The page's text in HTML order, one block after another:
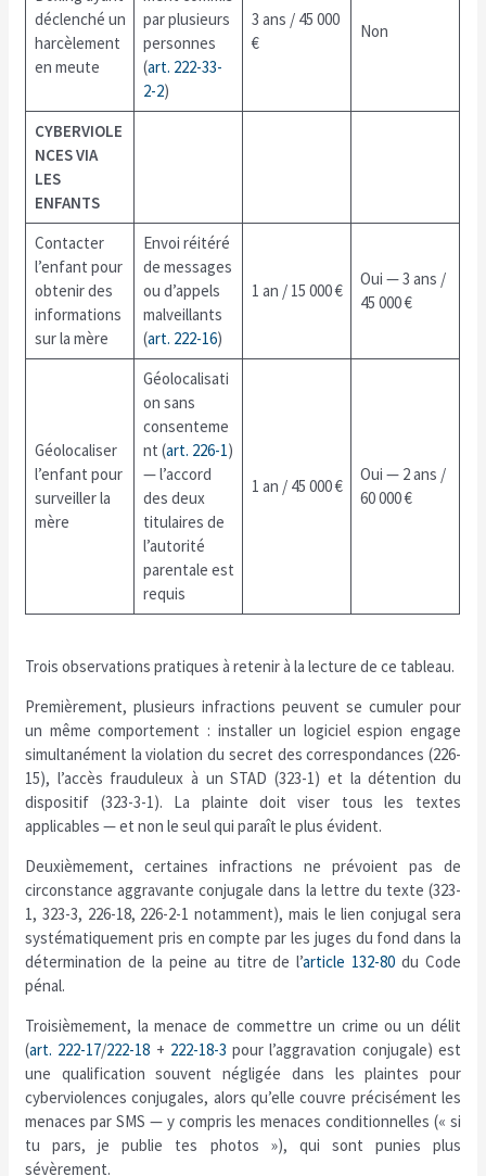
déclenché un
harcèlement
en meute
par plusieurs
personnes
(art. 222-33-
2-2)
3 ans / 45 000
€
Non
CYBERVIOLE
NCES VIA
LES
ENFANTS
Contacter
l’enfant pour
obtenir des
informations
sur la mère
Envoi réitéré
de messages
ou d’appels
malveillants
(art. 222-16)
1 an / 15 000 €
Oui — 3 ans /
45 000 €
Géolocaliser
l’enfant pour
surveiller la
mère
Géolocalisati
on sans
consenteme
nt (art. 226-1)
— l’accord
des deux
titulaires de
l’autorité
parentale est
requis
1 an / 45 000 €
Oui — 2 ans /
60 000 €
Trois observations pratiques à retenir à la lecture de ce tableau.
Premièrement, plusieurs infractions peuvent se cumuler pour
un même comportement : installer un logiciel espion engage
simultanément la violation du secret des correspondances (226-
15), l’accès frauduleux à un STAD (323-1) et la détention du
dispositif (323-3-1). La plainte doit viser tous les textes
applicables — et non le seul qui paraît le plus évident.
Deuxièmement, certaines infractions ne prévoient pas de
circonstance aggravante conjugale dans la lettre du texte (323-
1, 323-3, 226-18, 226-2-1 notamment), mais le lien conjugal sera
systématiquement pris en compte par les juges du fond dans la
détermination de la peine au titre de l’article 132-80 du Code
pénal.
Troisièmement, la menace de commettre un crime ou un délit
(art. 222-17/222-18 + 222-18-3 pour l’aggravation conjugale) est
une qualification souvent négligée dans les plaintes pour
cyberviolences conjugales, alors qu’elle couvre précisément les
menaces par SMS — y compris les menaces conditionnelles (« si
tu pars, je publie tes photos »), qui sont punies plus
sévèrement.